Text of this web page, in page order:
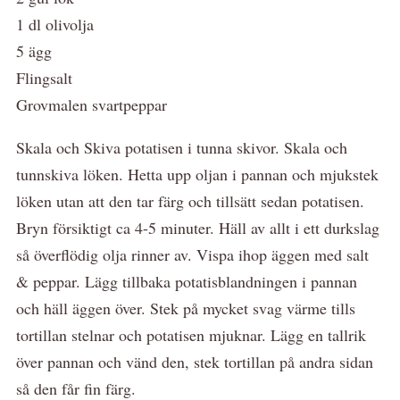
1 dl olivolja
5 ägg
Flingsalt
Grovmalen svartpeppar
Skala och Skiva potatisen i tunna skivor. Skala och
tunnskiva löken. Hetta upp oljan i pannan och mjukstek
löken utan att den tar färg och tillsätt sedan potatisen.
Bryn försiktigt ca 4-5 minuter. Häll av allt i ett durkslag
så överflödig olja rinner av. Vispa ihop äggen med salt
& peppar. Lägg tillbaka potatisblandningen i pannan
och häll äggen över. Stek på mycket svag värme tills
tortillan stelnar och potatisen mjuknar. Lägg en tallrik
över pannan och vänd den, stek tortillan på andra sidan
så den får fin färg.